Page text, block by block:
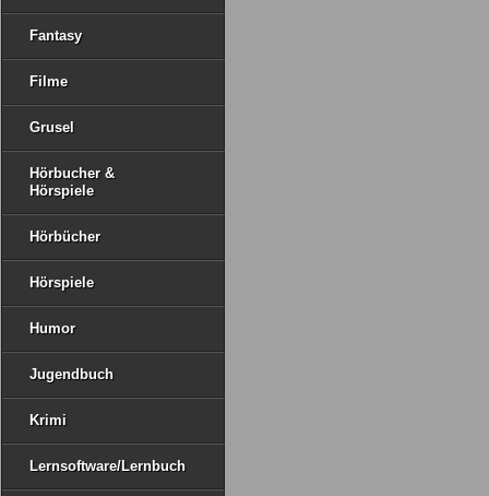
Fantasy
Filme
Grusel
Hörbucher &
Hörspiele
Hörbücher
Hörspiele
Humor
Jugendbuch
Krimi
Lernsoftware/Lernbuch